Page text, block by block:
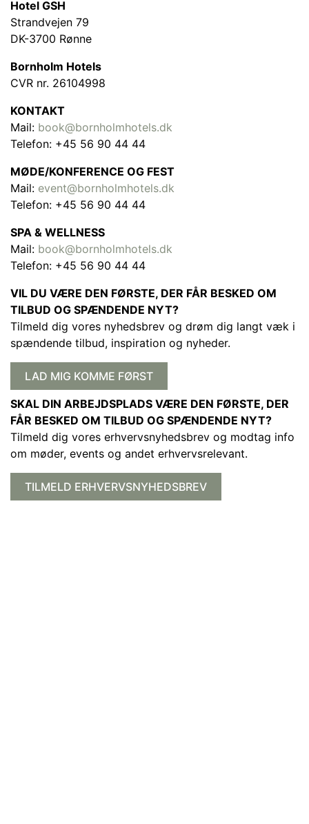
Hotel GSH
Strandvejen 79
DK-3700 Rønne
Bornholm Hotels
CVR nr. 26104998
KONTAKT
Mail: book@bornholmhotels.dk
Telefon: +45 56 90 44 44
MØDE/KONFERENCE OG FEST
Mail: event@bornholmhotels.dk
Telefon: +45 56 90 44 44
SPA & WELLNESS
Mail: book@bornholmhotels.dk
Telefon: +45 56 90 44 44
VIL DU VÆRE DEN FØRSTE, DER FÅR BESKED OM
TILBUD OG SPÆNDENDE NYT?
Tilmeld dig vores nyhedsbrev og drøm dig langt væk i
spændende tilbud, inspiration og nyheder.
LAD MIG KOMME FØRST
SKAL DIN ARBEJDSPLADS VÆRE DEN FØRSTE, DER
FÅR BESKED OM TILBUD OG SPÆNDENDE NYT?
Tilmeld dig vores erhvervsnyhedsbrev og modtag info
om møder, events og andet erhvervsrelevant.
TILMELD ERHVERVSNYHEDSBREV